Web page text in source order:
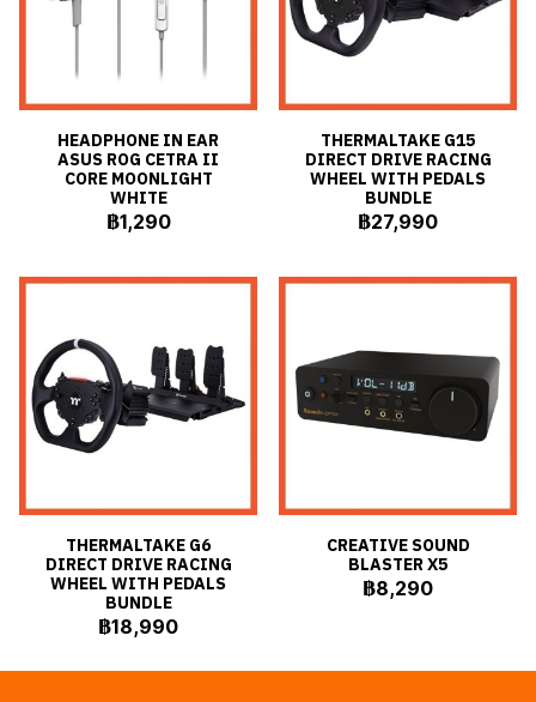
HEADPHONE IN EAR
ASUS ROG CETRA II
CORE MOONLIGHT
WHITE
฿1,290
THERMALTAKE G15
DIRECT DRIVE RACING
WHEEL WITH PEDALS
BUNDLE
฿27,990
THERMALTAKE G6
DIRECT DRIVE RACING
WHEEL WITH PEDALS
BUNDLE
฿18,990
CREATIVE SOUND
BLASTER X5
฿8,290